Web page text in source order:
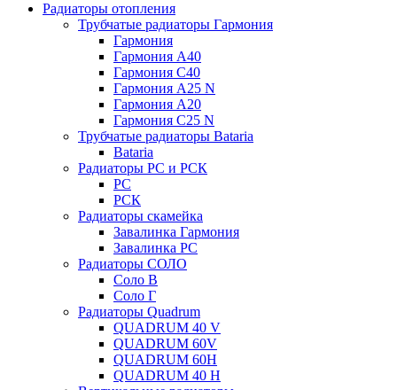
Радиаторы отопления
Трубчатые радиаторы Гармония
Гармония
Гармония А40
Гармония С40
Гармония А25 N
Гармония А20
Гармония С25 N
Трубчатые радиаторы Bataria
Bataria
Радиаторы РС и РСК
РС
РСК
Радиаторы скамейка
Завалинка Гармония
Завалинка РС
Радиаторы СОЛО
Соло В
Соло Г
Радиаторы Quadrum
QUADRUM 40 V
QUADRUM 60V
QUADRUM 60H
QUADRUM 40 H